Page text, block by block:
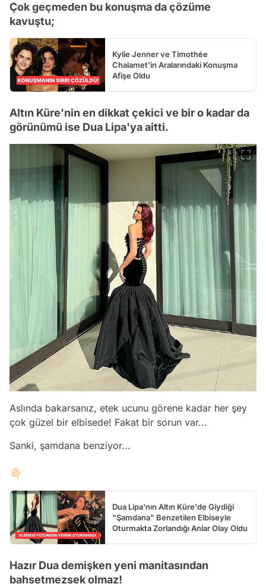
Çok geçmeden bu konuşma da çözüme
kavuştu;
Kylie Jenner ve Timothée
Chalamet'in Aralarındaki Konuşma
Afişe Oldu
Altın Küre'nin en dikkat çekici ve bir o kadar da
görünümü ise Dua Lipa'ya aitti.
Aslında bakarsanız, etek ucunu görene kadar her şey
çok güzel bir elbisede! Fakat bir sorun var...
Sanki, şamdana benziyor...
👇🏻
Dua Lipa'nın Altın Küre'de Giydiği
"Şamdana" Benzetilen Elbiseyle
Oturmakta Zorlandığı Anlar Olay Oldu
Hazır Dua demişken yeni manitasından
bahsetmezsek olmaz!